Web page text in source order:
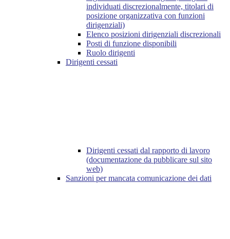
individuati discrezionalmente, titolari di
posizione organizzativa con funzioni
dirigenziali)
Elenco posizioni dirigenziali discrezionali
Posti di funzione disponibili
Ruolo dirigenti
Dirigenti cessati
Dirigenti cessati dal rapporto di lavoro
(documentazione da pubblicare sul sito
web)
Sanzioni per mancata comunicazione dei dati